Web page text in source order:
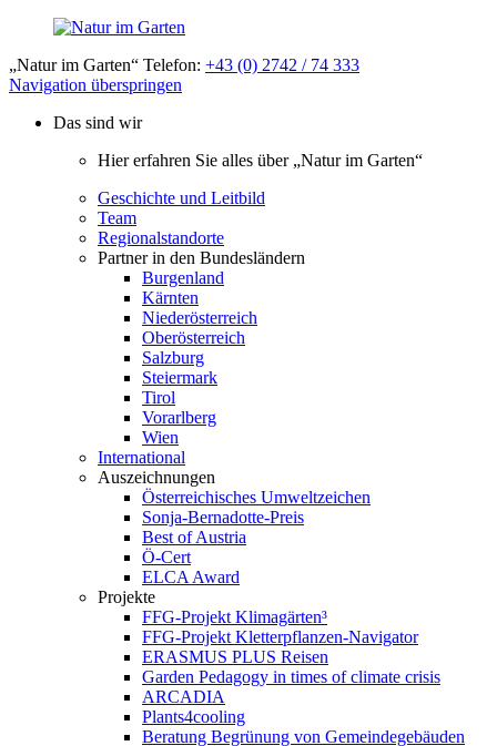
„Natur im Garten“ Telefon: +43 (0) 2742 / 74 333
Navigation überspringen
Das sind wir
Hier erfahren Sie alles über „Natur im Garten“
Geschichte und Leitbild
Team
Regionalstandorte
Partner in den Bundesländern
Burgenland
Kärnten
Niederösterreich
Oberösterreich
Salzburg
Steiermark
Tirol
Vorarlberg
Wien
International
Auszeichnungen
Österreichisches Umweltzeichen
Sonja-Bernadotte-Preis
Best of Austria
Ö-Cert
ELCA Award
Projekte
FFG-Projekt Klimagärten³
FFG-Projekt Kletterpflanzen-Navigator
ERASMUS PLUS Reisen
Garden Pedagogy in times of climate crisis
ARCADIA
Plants4cooling
Beratung Begrünung von Gemeindegebäuden